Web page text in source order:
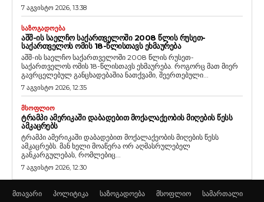
7 აგვისტო 2026, 13:38
ᲡᲐᲖᲝᲒᲐᲓᲝᲔᲑᲐ
ᲐᲨᲨ-ᲘᲡ ᲡᲐᲔᲚᲩᲝ ᲡᲐᲥᲐᲠᲗᲕᲔᲚᲝᲨᲘ 2008 ᲬᲚᲘᲡ ᲠᲣᲡᲔᲗ-
ᲡᲐᲥᲐᲠᲗᲕᲔᲚᲝᲡ ᲝᲛᲘᲡ 18-ᲬᲚᲘᲡᲗᲐᲕᲡ ᲔᲮᲛᲐᲣᲠᲔᲑᲐ
აშშ-ის საელჩო საქართველოში 2008 წლის რუსეთ-
საქართველოს ომის 18-წლისთავს ეხმაურება. როგორც მათ მიერ
გავრცელებულ განცხადებაშია ნათქვამი, შეერთებული...
7 აგვისტო 2026, 12:35
ᲛᲡᲝᲤᲚᲘᲝ
ᲢᲠᲐᲛᲞᲘ ᲐᲛᲔᲠᲘᲙᲐᲨᲘ ᲓᲐᲑᲐᲓᲔᲑᲘᲗ ᲛᲝᲥᲐᲚᲐᲥᲔᲝᲑᲘᲡ ᲛᲘᲦᲔᲑᲘᲡ ᲬᲔᲡᲡ
ᲐᲛᲙᲐᲪᲠᲔᲑᲡ
ტრამპი ამერიკაში დაბადებით მოქალაქეობის მიღების წესს
ამკაცრებს. მან ხელი მოაწერა ორ აღმასრულებელ
განკარგულებას, რომლებიც...
7 აგვისტო 2026, 12:30
მთავარი პოლიტიკა საზოგადოება მსოფლიო
სამართალი